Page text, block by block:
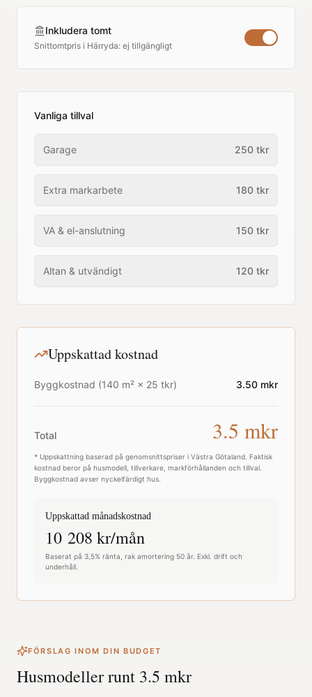
Inkludera tomt
Snittomtpris i Härryda: ej tillgängligt
Vanliga tillval
Garage 250 tkr
Extra markarbete 180 tkr
VA & el-anslutning 150 tkr
Altan & utvändigt 120 tkr
Uppskattad kostnad
Byggkostnad (140 m² × 25 tkr) 3.50 mkr
Total 3.5 mkr
* Uppskattning baserad på genomsnittspriser i Västra Götaland . Faktisk
kostnad beror på husmodell, tillverkare, markförhållanden och tillval.
Byggkostnad avser nyckelfärdigt hus.
Uppskattad månadskostnad
10 208 kr/mån
Baserat på 3,5% ränta, rak amortering 50 år. Exkl. drift och
underhåll.
FÖRSLAG INOM DIN BUDGET
Husmodeller runt 3.5 mkr